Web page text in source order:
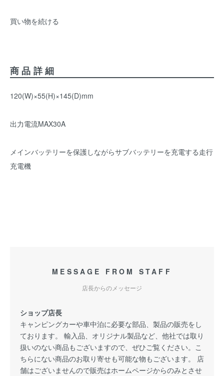
買い物を続ける
商品詳細
120(W)×55(H)×145(D)mm
出力電流MAX30A
メインバッテリーを保護しながらサブバッテリーを充電する走行
充電機
MESSAGE FROM STAFF
店長からのメッセージ
ショップ店長
キャンピングカーや車中泊に必要な部品、製品の販売をし
ております。 輸入品、オリジナル製品など、他社では取り
扱いのない商品もございますので、ぜひご覧ください。こ
ちらにない商品のお取り寄せも可能な物もございます。 店
舗はございませんので販売はホームページからのみとさせ